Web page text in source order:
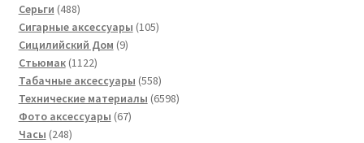
Серьги 488488
товаров
Сигарные аксессуары 105105
Сицилийский Дом 99
Стьюмак 11221122
товара
Табачные аксессуары 558558
товаров
Технические материалы 65986598
Фото аксессуары 6767
Часы 248248